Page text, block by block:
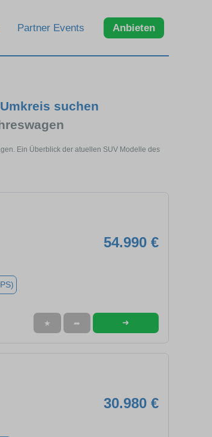
Partner Events Anbieten
suchen
Ein Überblick der atuellen SUV Modelle des
54.990 €
★ ➦ ➜
30.980 €